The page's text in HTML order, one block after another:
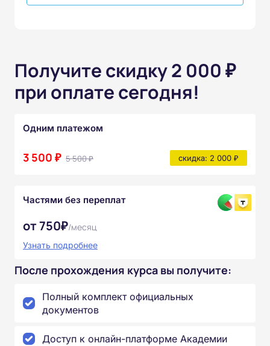
Получите скидку 2 000 ₽
при оплате сегодня!
Одним платежом
3 500 ₽ 5 500 ₽ скидка: 2 000 ₽
Частями без переплат
от 750₽/месяц
Узнать подробнее
После прохождения курса вы получите:
Полный комплект официальных
документов
Доступ к онлайн-платформе Академии